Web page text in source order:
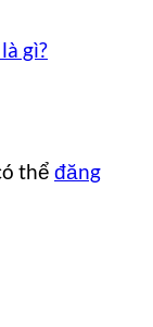
thể đăng